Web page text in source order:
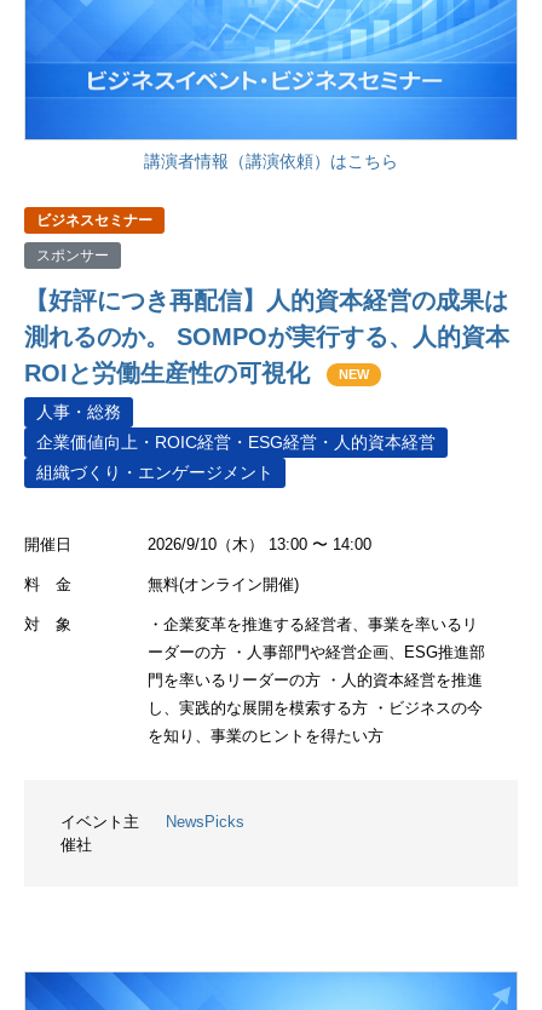
講演者情報（講演依頼）はこちら
ビジネスセミナー
スポンサー
【好評につき再配信】人的資本経営の成果は
測れるのか。 SOMPOが実行する、人的資本
ROIと労働生産性の可視化
NEW
人事・総務
企業価値向上・ROIC経営・ESG経営・人的資本経営
組織づくり・エンゲージメント
開催日 2026/9/10（木） 13:00 〜 14:00
料 金 無料(オンライン開催)
対 象
・企業変革を推進する経営者、事業を率いるリ
ーダーの方 ・人事部門や経営企画、ESG推進部
門を率いるリーダーの方 ・人的資本経営を推進
し、実践的な展開を模索する方 ・ビジネスの今
を知り、事業のヒントを得たい方
イベント主
催社
NewsPicks